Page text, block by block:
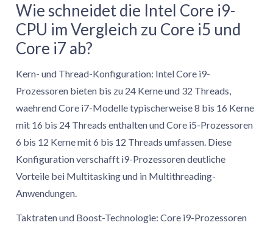
Wie schneidet die Intel Core i9-
CPU im Vergleich zu Core i5 und
Core i7 ab?
Kern- und Thread-Konfiguration: Intel Core i9-
Prozessoren bieten bis zu 24 Kerne und 32 Threads,
waehrend Core i7-Modelle typischerweise 8 bis 16 Kerne
mit 16 bis 24 Threads enthalten und Core i5-Prozessoren
6 bis 12 Kerne mit 6 bis 12 Threads umfassen. Diese
Konfiguration verschafft i9-Prozessoren deutliche
Vorteile bei Multitasking und in Multithreading-
Anwendungen.
Taktraten und Boost-Technologie: Core i9-Prozessoren